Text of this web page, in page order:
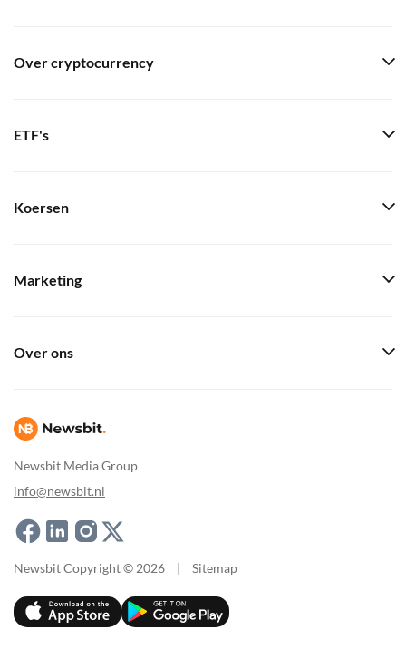
Newsbit Media Group
info@newsbit.nl
Over cryptocurrency
ETF's
Koersen
Marketing
Over ons
Newsbit Copyright © 2026 | Sitemap